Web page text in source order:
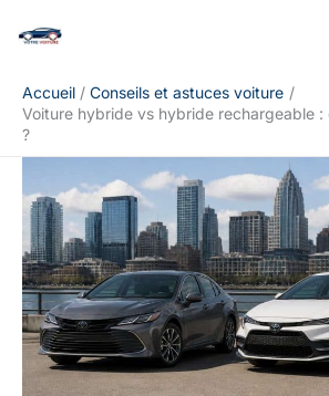
Accueil
Conseils et astuces voiture
Voiture hybride vs hybride rechargeable :
?